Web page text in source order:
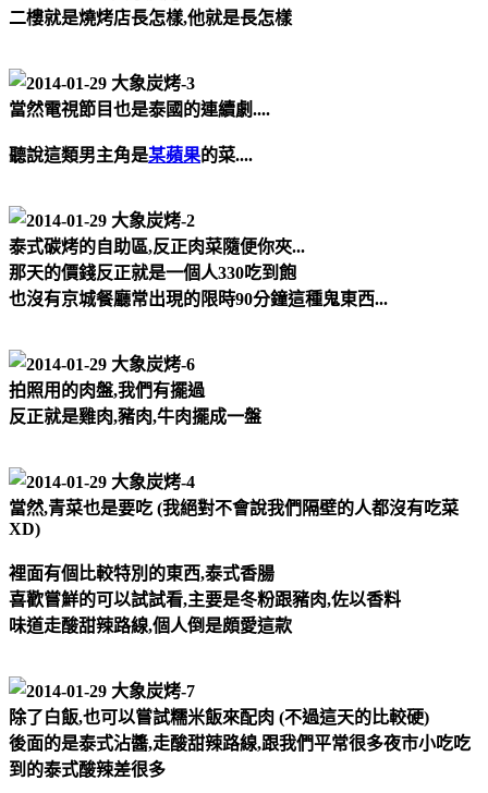
二樓就是燒烤店長怎樣,他就是長怎樣
當然電視節目也是泰國的連續劇....
聽說這類男主角是某蘋果的菜....
泰式碳烤的自助區,反正肉菜隨便你夾...
那天的價錢反正就是一個人330吃到飽
也沒有京城餐廳常出現的限時90分鐘這種鬼東西...
拍照用的肉盤,我們有擺過
反正就是雞肉,豬肉,牛肉擺成一盤
當然,青菜也是要吃 (我絕對不會說我們隔壁的人都沒有吃菜
XD)
裡面有個比較特別的東西,泰式香腸
喜歡嘗鮮的可以試試看,主要是冬粉跟豬肉,佐以香料
味道走酸甜辣路線,個人倒是頗愛這款
除了白飯,也可以嘗試糯米飯來配肉 (不過這天的比較硬)
後面的是泰式沾醬,走酸甜辣路線,跟我們平常很多夜市小吃吃
到的泰式酸辣差很多